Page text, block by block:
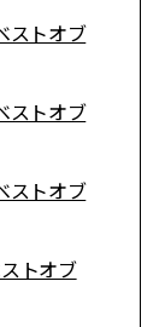
ストオブ
ストオブ
ストオブ
トオブ